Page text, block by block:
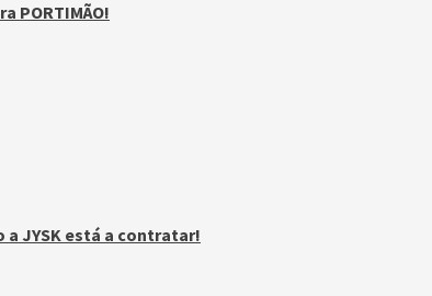
PORTIMÃO!
a JYSK está a contratar!